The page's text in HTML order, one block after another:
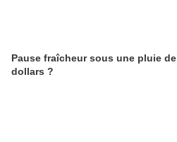
Pause fraîcheur sous une pluie de
dollars ?